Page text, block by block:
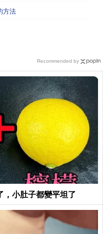
方法
，小肚子都變平坦了
Recommended by